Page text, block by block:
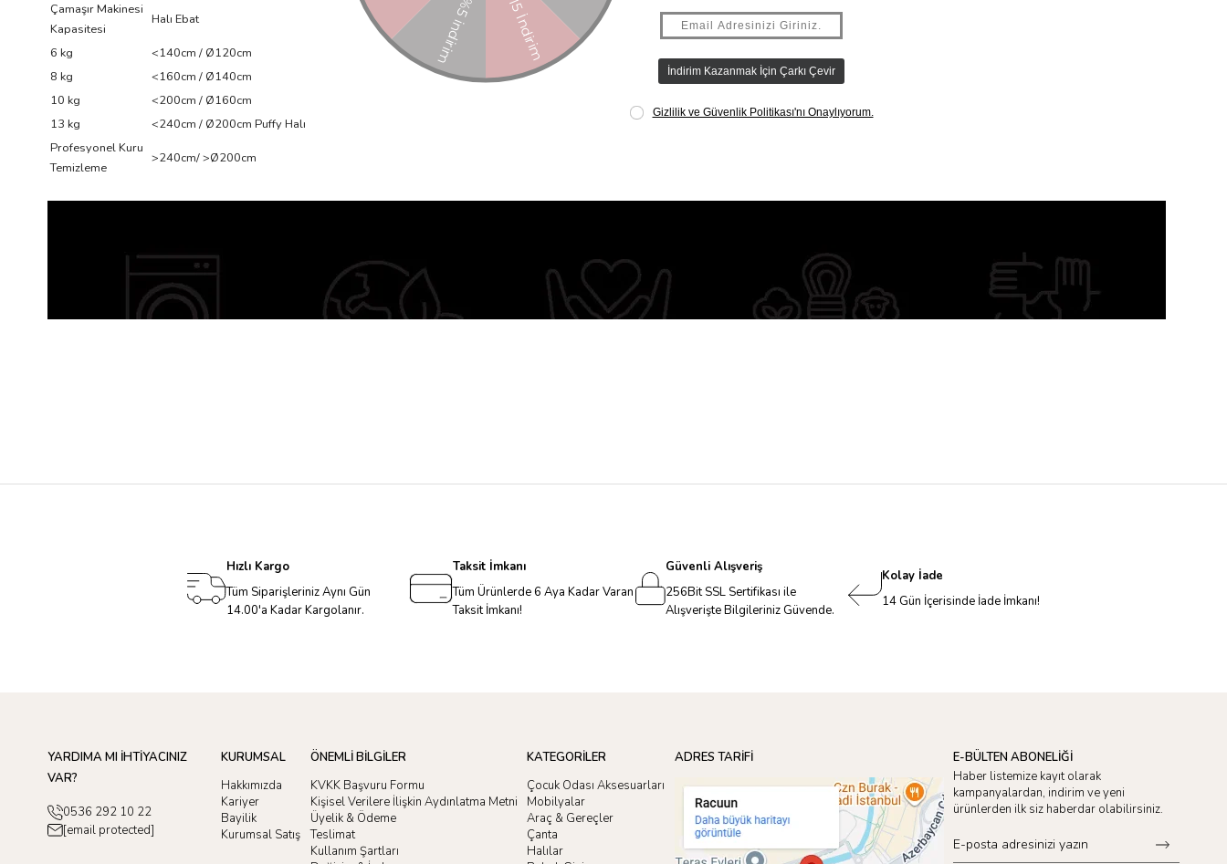
Çamaşır Makinesi
Kapasitesi
Halı Ebat
6 kg
<140cm / Ø120cm
8 kg
<160cm / Ø140cm
10 kg
<200cm / Ø160cm
13 kg
<240cm / Ø200cm Puffy Halı
Profesyonel Kuru
Temizleme
>240cm/ >Ø200cm
Hızlı Kargo
Tüm Siparişleriniz Aynı Gün
14.00'a Kadar Kargolanır.
Taksit İmkanı
Tüm Ürünlerde 6 Aya Kadar Varan
Taksit İmkanı!
Güvenli Alışveriş
256Bit SSL Sertifikası ile
Alışverişte Bilgileriniz Güvende.
Kolay İade
14 Gün İçerisinde İade İmkanı!
YARDIMA MI İHTİYACINIZ
VAR?
0536 292 10 22
[email protected]
KURUMSAL
Hakkımızda
Kariyer
Bayilik
Kurumsal Satış
ÖNEMLİ BİLGİLER
KVKK Başvuru Formu
Kişisel Verilere İlişkin Aydınlatma Metni
Üyelik & Ödeme
Teslimat
Kullanım Şartları
KATEGORİLER
Çocuk Odası Aksesuarları
Mobilyalar
Araç & Gereçler
Çanta
Halılar
ADRES TARİFİ
E-BÜLTEN ABONELİĞİ
Haber listemize kayıt olarak
kampanyalardan, indirim ve yeni
ürünlerden ilk siz haberdar olabilirsiniz.